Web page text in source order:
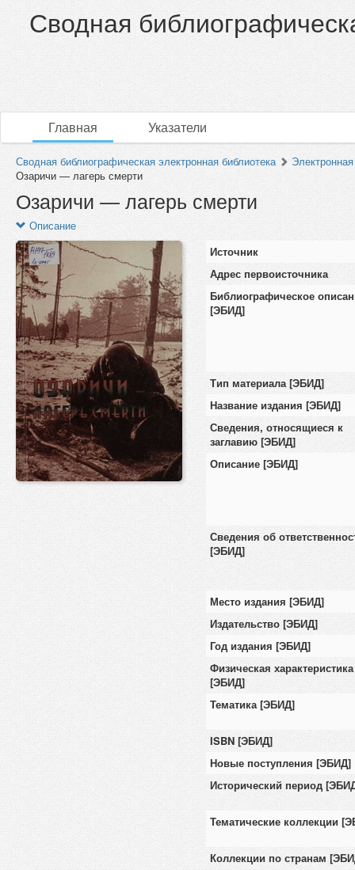
Сводная
Главная Указатели
Сводная библиографическая электронная библиотека
Озаричи — лагерь смерти
Озаричи — лагерь смерти
Описание
Источник
Адрес первоисточника
Библиографическое
[ЭБИД]
Тип материала [ЭБИД]
Название издания [ЭБИД]
Сведения, относящиеся к
заглавию [ЭБИД]
Описание [ЭБИД]
Сведения об
[ЭБИД]
Место издания [ЭБИД]
Издательство [ЭБИД]
Год издания [ЭБИД]
Физическая характеристика
[ЭБИД]
Тематика [ЭБИД]
ISBN [ЭБИД]
Новые поступления [ЭБИД]
Исторический период
Тематические коллекции
Коллекции по странам